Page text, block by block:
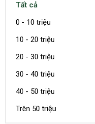
Tất cả
0 - 10 triệu
10 - 20 triệu
20 - 30 triệu
30 - 40 triệu
40 - 50 triệu
Trên 50 triệu